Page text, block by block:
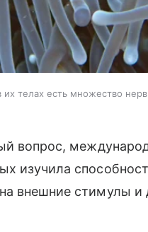
телах есть множество
вопрос,
изучила
внешние стимулы